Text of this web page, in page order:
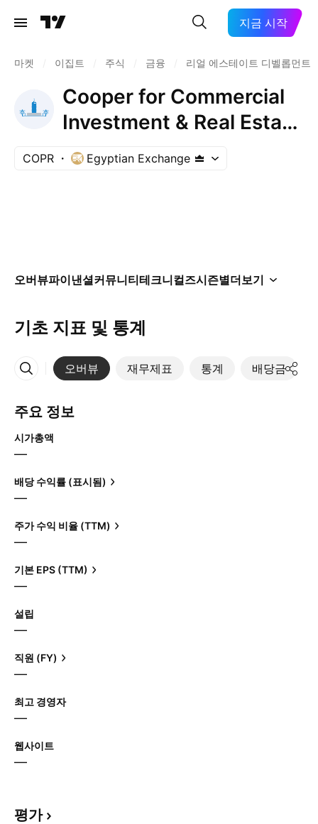
지금 시작
마켓 이집트 주식 금융 리얼 에스테이트 디벨롭먼트
Cooper for Commercial
Investment & Real Estate
Development
COPR Egyptian Exchange
오버뷰파이낸셜커뮤니티테크니컬즈시즌별더보기
기초 지표 및 통계
오버뷰 재무제표 통계 배당금
More
주요 정보
시가총액
—
배당 수익률 (표시됨)
—
주가 수익 비율 (TTM)
—
기본 EPS (TTM)
—
설립
—
직원 (FY)
—
최고 경영자
—
웹사이트
—
평가